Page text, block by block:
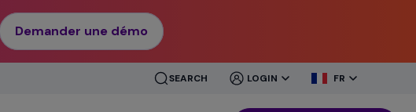
Demander une démo
SEARCH
CLOSE
LOGIN
CLOSE
FR